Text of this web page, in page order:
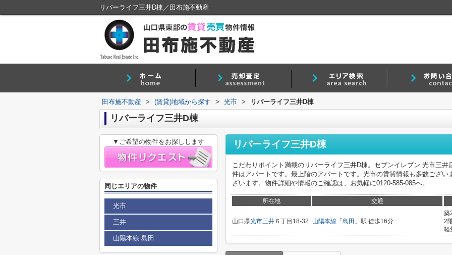
リバーライフ三井D棟／田布施不動産
田布施不動産 > (賃貸)地域から探す > 光市 > リバーライフ三井D棟
リバーライフ三井D棟
リバーライフ三井D棟
こだわりポイント満載のリバーライフ三井D棟。セブンイレブン 光市三
件はアパートです。最上階のアパートです。光市の賃貸情報も多数ござ
ざいます。物件詳細や情報のご確認は、お気軽に0120-585-085へ。
所在地 交通
山口県光市三井 ６丁目18-32 山陽本線 「 島田 」駅 徒歩16分
築
2
軽
▼ご希望の物件をお探しします
同じエリアの物件
光市
三井
山陽本線 島田